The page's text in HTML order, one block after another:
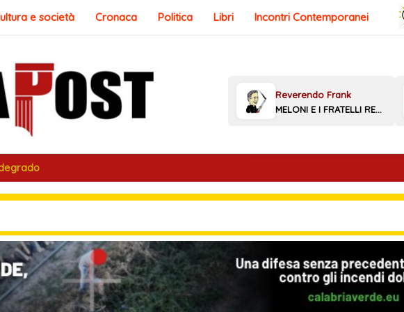
e società Cronaca Politica Libri Incontri Contemporanei
MELONI E I FRATELLI REGGINI